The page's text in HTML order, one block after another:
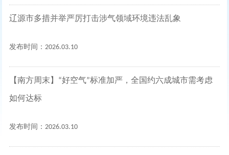
辽源市多措并举严厉打击涉气领域环境违法乱象
发布时间：2026.03.10
【南方周末】“好空气”标准加严，全国约六成城市需考虑
如何达标
发布时间：2026.03.10